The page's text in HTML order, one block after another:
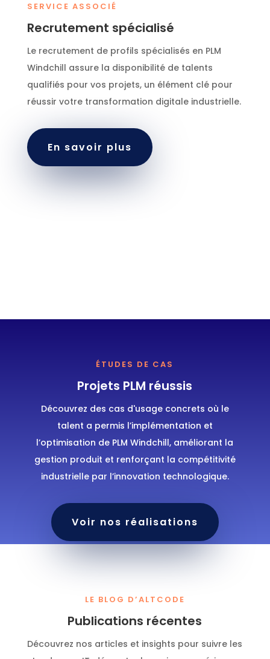
SERVICE ASSOCIÉ
Recrutement spécialisé
Le recrutement de profils spécialisés en PLM
Windchill assure la disponibilité de talents
qualifiés pour vos projets, un élément clé pour
réussir votre transformation digitale industrielle.
En savoir plus
ÉTUDES DE CAS
Projets PLM réussis
Découvrez des cas d'usage concrets où le
talent a permis l’implémentation et
l’optimisation de PLM Windchill, améliorant la
gestion produit et renforçant la compétitivité
industrielle par l’innovation technologique.
Voir nos réalisations
LE BLOG D’ALTCODE
Publications récentes
Découvrez nos articles et insights pour suivre les